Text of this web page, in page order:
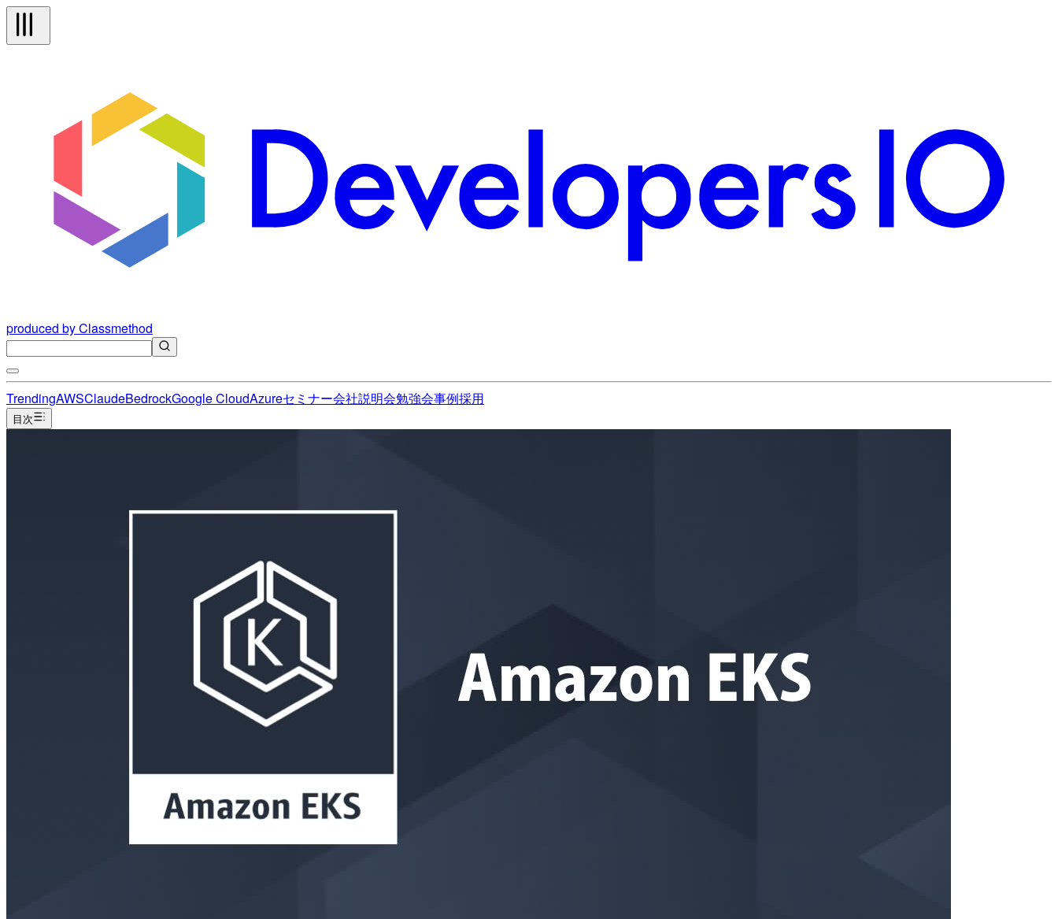
produced by Classmethod
TrendingAWSClaudeBedrockGoogle CloudAzureセミナー会社説明会勉強会事例採用
目次